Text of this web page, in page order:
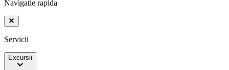
Navigatie rapida
Servicii
Excursii